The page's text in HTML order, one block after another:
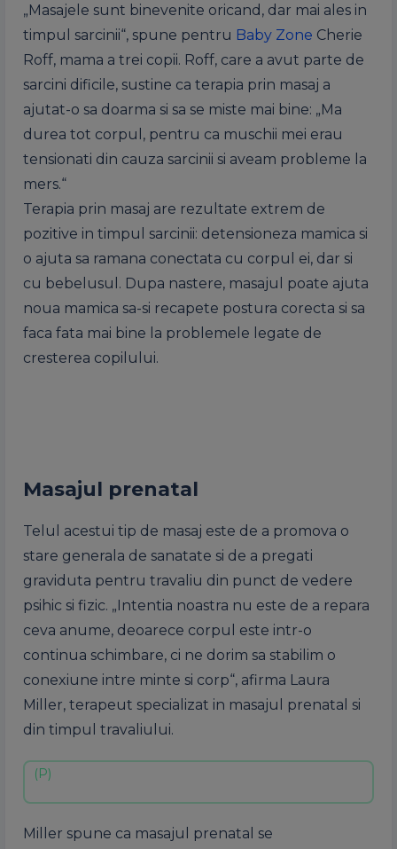
„Masajele sunt binevenite oricand, dar mai ales in
timpul sarcinii“, spune pentru Baby Zone Cherie
Roff, mama a trei copii. Roff, care a avut parte de
sarcini dificile, sustine ca terapia prin masaj a
ajutat-o sa doarma si sa se miste mai bine: „Ma
durea tot corpul, pentru ca muschii mei erau
tensionati din cauza sarcinii si aveam probleme la
mers.“
Terapia prin masaj are rezultate extrem de
pozitive in timpul sarcinii: detensioneza mamica si
o ajuta sa ramana conectata cu corpul ei, dar si
cu bebelusul. Dupa nastere, masajul poate ajuta
noua mamica sa-si recapete postura corecta si sa
faca fata mai bine la problemele legate de
cresterea copilului.
Masajul prenatal
Telul acestui tip de masaj este de a promova o
stare generala de sanatate si de a pregati
graviduta pentru travaliu din punct de vedere
psihic si fizic. „Intentia noastra nu este de a repara
ceva anume, deoarece corpul este intr-o
continua schimbare, ci ne dorim sa stabilim o
conexiune intre minte si corp“, afirma Laura
Miller, terapeut specializat in masajul prenatal si
din timpul travaliului.
Miller spune ca masajul prenatal se